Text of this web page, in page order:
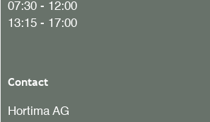
07:30 - 12:00
13:15 - 17:00
Contact
Hortima AG